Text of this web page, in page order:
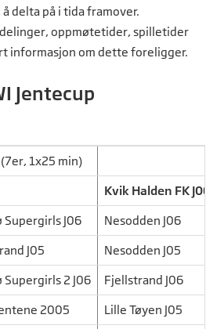
delta på i tida framover.
oppmøtetider, spilletider
informasjon om dette foreligger.
Jentecup
1x25 min)
Kvik Halden FK J06
Supergirls J06
Nesodden J06
J05
Nesodden J05
Supergirls 2 J06
Fjellstrand J06
2005
Lille Tøyen J05